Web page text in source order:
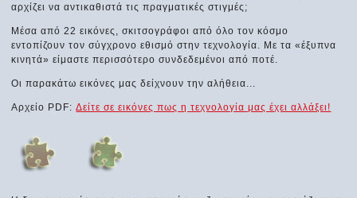
αρχίζει να αντικαθιστά τις πραγματικές στιγμές;
Μέσα από 22 εικόνες, σκιτσογράφοι από όλο τον κόσμο
εντοπίζουν τον σύγχρονο εθισμό στην τεχνολογία. Με τα «έξυπνα
κινητά» είμαστε περισσότερο συνδεδεμένοι από ποτέ.
Οι παρακάτω εικόνες μας δείχνουν την αλήθεια...
Αρχείο PDF:Δείτε σε εικόνες πως η τεχνολογία μας έχει αλλάξει!